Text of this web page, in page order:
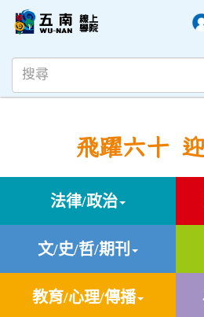
飛躍六十
法律/政治
文/史/哲/期刊
教育/心理/傳播